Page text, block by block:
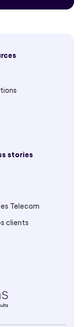
stories
Telecom
clients